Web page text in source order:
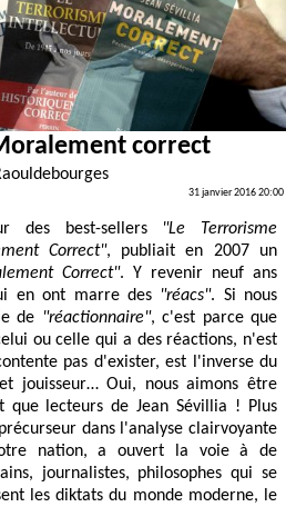
correct
31 janvier 2016 20:00
des best-sellers
"Le Terrorisme
Correct", publiait en 2007 un
Correct". Y revenir neuf ans
en ont marre des "réacs". Si nous
de "réactionnaire", c'est parce que
ou celle qui a des réactions, n'est
pas d'exister, est l'inverse du
jouisseur… Oui, nous aimons être
lecteurs de Jean Sévillia ! Plus
dans l'analyse clairvoyante
nation, a ouvert la voie à de
journalistes, philosophes qui se
les diktats du monde moderne, le